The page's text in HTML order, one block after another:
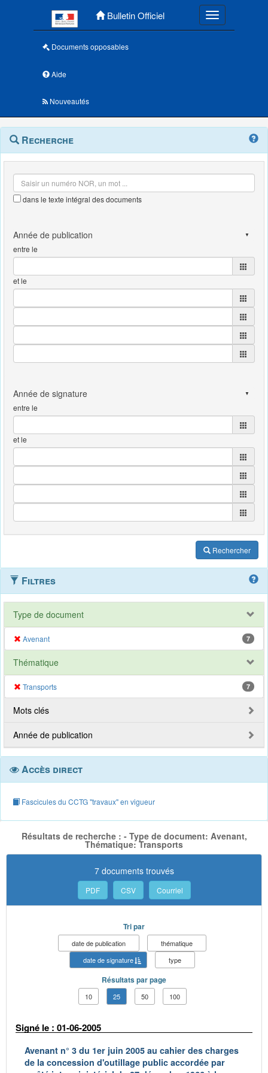
Bulletin Officiel Toggle
Documents opposables
Aide
Nouveautés
Navigation
outils
Menu
contextuel
Recherche
dans le texte intégral des documents
entre le
et le
entre le
et le
Rechercher
Filtres
Type de document
Avenant 7
Thématique
Transports 7
Mots clés
Année de publication
Accès direct
Fascicules du CCTG "travaux" en vigueur
Résultats de recherche : - Type de document: Avenant,
Thématique: Transports
7 documents trouvés
PDF CSV Courriel
Tri par
date de publication
thématique
date de signature
type
Résultats par page
10 25 50 100
Signé le : 01-06-2005
Avenant n° 3 du 1er juin 2005 au cahier des charges
de la concession d'outillage public accordée par